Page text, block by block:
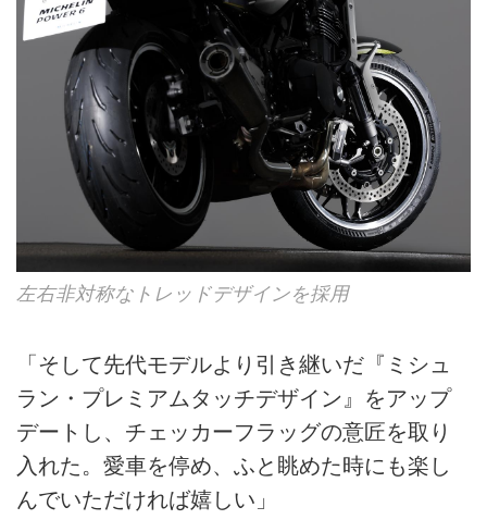
左右非対称なトレッドデザインを採用
「そして先代モデルより引き継いだ『ミシュ
ラン・プレミアムタッチデザイン』をアップ
デートし、チェッカーフラッグの意匠を取り
入れた。愛車を停め、ふと眺めた時にも楽し
んでいただければ嬉しい」